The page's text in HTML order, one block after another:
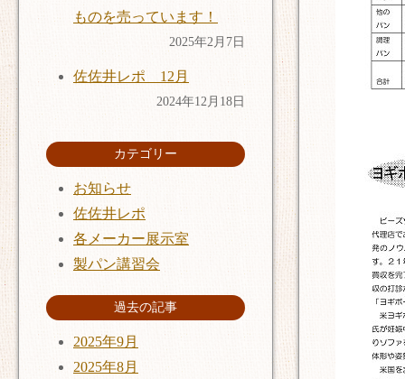
ものを売っています！
2025年2月7日
佐佐井レポ 12月
2024年12月18日
カテゴリー
お知らせ
佐佐井レポ
各メーカー展示室
製パン講習会
過去の記事
2025年9月
2025年8月